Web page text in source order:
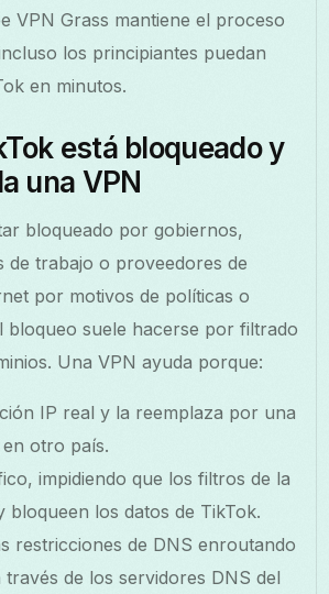
VPN Grass mantiene el proceso
los principiantes puedan
en minutos.
está bloqueado y
una VPN
bloqueado por gobiernos,
de trabajo o proveedores de
por motivos de políticas o
bloqueo suele hacerse por filtrado
Una VPN ayuda porque:
IP real y la reemplaza por una
otro país.
impidiendo que los filtros de la
bloqueen los datos de TikTok.
restricciones de DNS enroutando
través de los servidores DNS del